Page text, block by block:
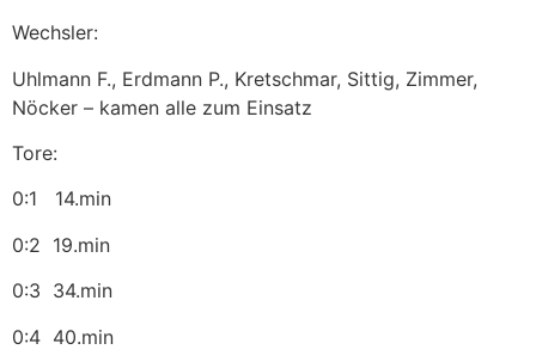
Wechsler:
Uhlmann F., Erdmann P., Kretschmar, Sittig, Zimmer,
Nöcker – kamen alle zum Einsatz
Tore:
0:1 14.min
0:2 19.min
0:3 34.min
0:4 40.min